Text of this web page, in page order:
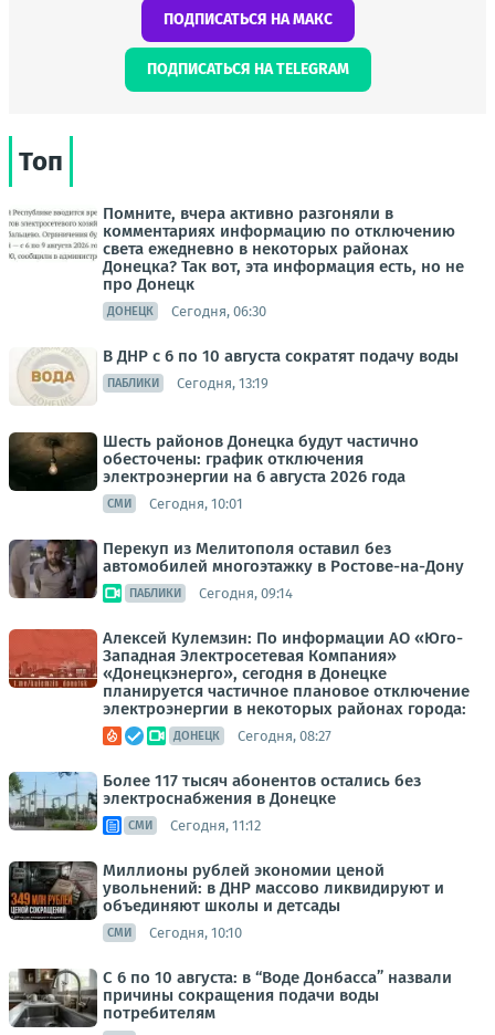
ПОДПИСАТЬСЯ НА МАКС
ПОДПИСАТЬСЯ НА TELEGRAM
Топ
Помните, вчера активно разгоняли в
комментариях информацию по отключению
света ежедневно в некоторых районах
Донецка? Так вот, эта информация есть, но не
про Донецк
ДОНЕЦК Сегодня, 06:30
В ДНР с 6 по 10 августа сократят подачу воды
ПАБЛИКИ Сегодня, 13:19
Шесть районов Донецка будут частично
обесточены: график отключения
электроэнергии на 6 августа 2026 года
СМИ Сегодня, 10:01
Перекуп из Мелитополя оставил без
автомобилей многоэтажку в Ростове-на-Дону
ПАБЛИКИ Сегодня, 09:14
Алексей Кулемзин: По информации АО «Юго-
Западная Электросетевая Компания»
«Донецкэнерго», сегодня в Донецке
планируется частичное плановое отключение
электроэнергии в некоторых районах города:
ДОНЕЦК Сегодня, 08:27
Более 117 тысяч абонентов остались без
электроснабжения в Донецке
СМИ Сегодня, 11:12
Миллионы рублей экономии ценой
увольнений: в ДНР массово ликвидируют и
объединяют школы и детсады
СМИ Сегодня, 10:10
С 6 по 10 августа: в “Воде Донбасса” назвали
причины сокращения подачи воды
потребителям